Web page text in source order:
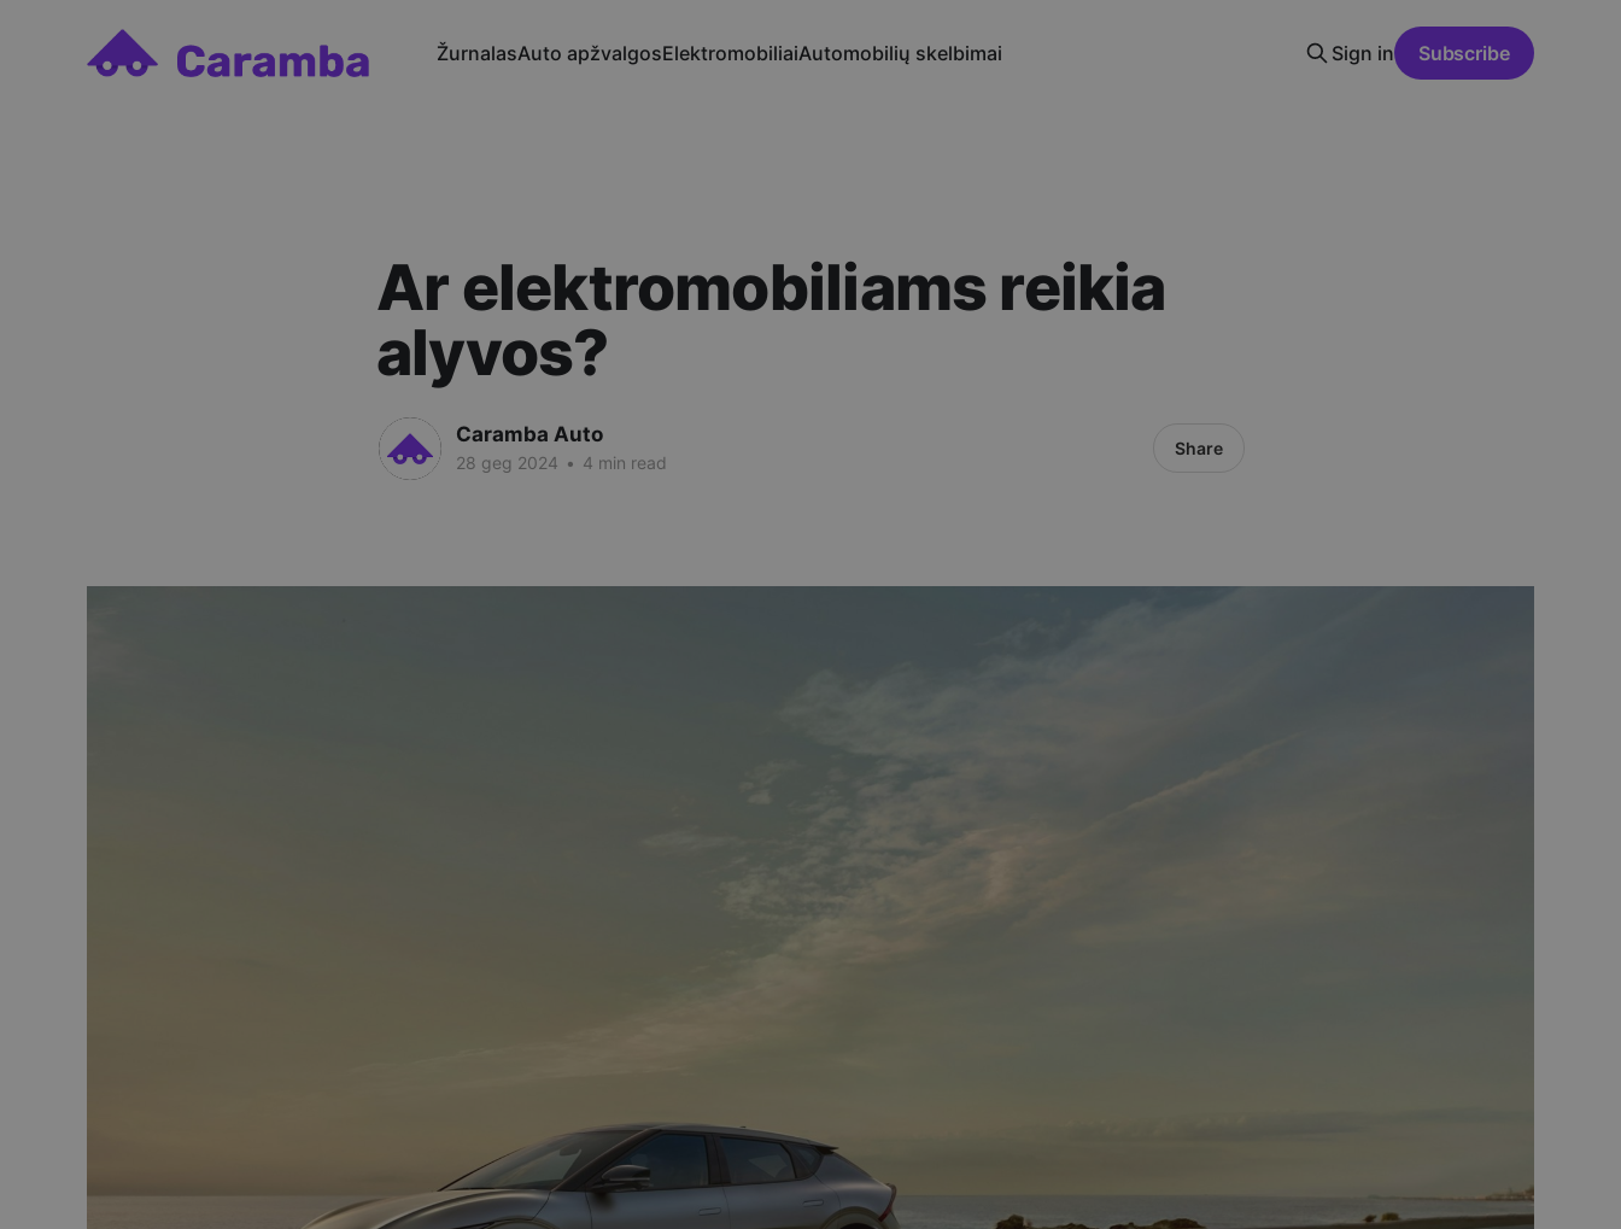
ŽurnalasAuto apžvalgosElektromobiliaiAutomobilių skelbimai Sign in Subscribe
Ar elektromobiliams reikia
alyvos?
Caramba Auto
28 geg 2024 • 4 min read
Share